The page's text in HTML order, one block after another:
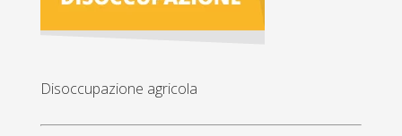
Disoccupazione agricola